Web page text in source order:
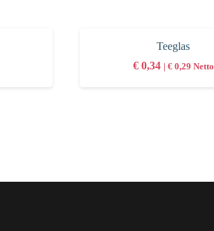
Teeglas
€0,34 | €0,29 Netto